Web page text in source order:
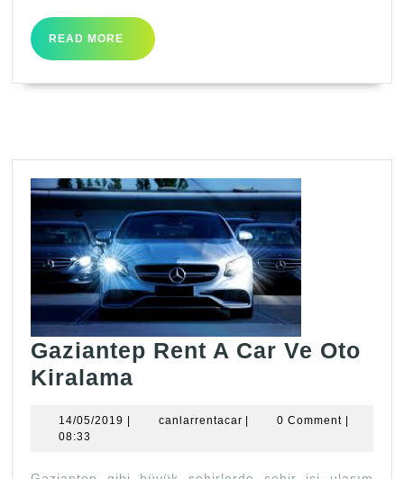
READ MORE
READ
MORE
Gaziantep Rent A Car Ve Oto
Kiralama
14/05/2019 14/05/2019canlarrentacarcanlarrentacar
0 Comment
08:33